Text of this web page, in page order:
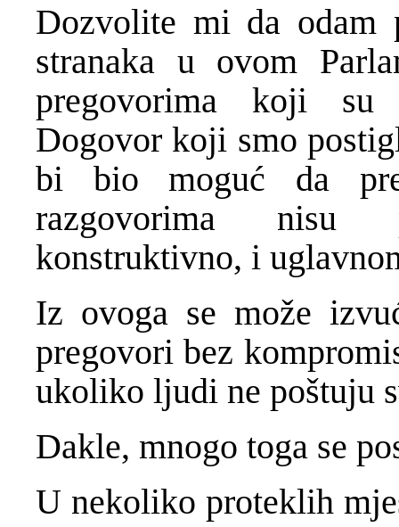
Dozvolite mi da odam
stranaka u ovom
pregovorima koji su
Dogovor koji smo
bi bio moguć da
razgovorima nisu
konstruktivno, i
Iz ovoga se može
pregovori bez
ukoliko ljudi ne poštuju
Dakle, mnogo toga se
U nekoliko proteklih